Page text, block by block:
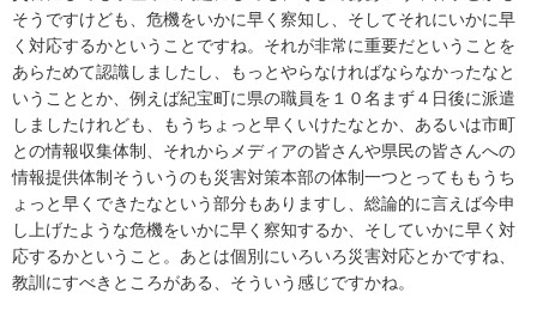
そうですけども、危機をいかに早く察知し、そしてそれにいかに早
く対応するかということですね。それが非常に重要だということを
あらためて認識しましたし、もっとやらなければならなかったなと
いうこととか、例えば紀宝町に県の職員を１０名まず４日後に派遣
しましたけれども、もうちょっと早くいけたなとか、あるいは市町
との情報収集体制、それからメディアの皆さんや県民の皆さんへの
情報提供体制そういうのも災害対策本部の体制一つとってももうち
ょっと早くできたなという部分もありますし、総論的に言えば今申
し上げたような危機をいかに早く察知するか、そしていかに早く対
応するかということ。あとは個別にいろいろ災害対応とかですね、
教訓にすべきところがある、そういう感じですかね。